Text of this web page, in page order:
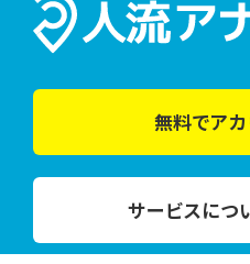
無料でア
サービスにつ